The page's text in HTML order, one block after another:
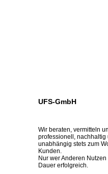
UFS-GmbH
Wir beraten, vermitteln
professionell, nachhaltig
unabhängig stets zum
Kunden.
Nur wer Anderen Nutzen
Dauer erfolgreich.